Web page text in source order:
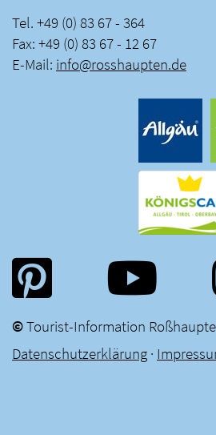
Tel. +49 (0) 83 67 - 364
Fax: +49 (0) 83 67 - 12 67
E-Mail: info@rosshaupten.de
©Tourist-Information
Datenschutzerklärung ·